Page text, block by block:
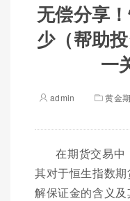
无偿分享
少（帮助
一
admin 黄金
在期货交易中
其对于恒生指数
解保证金的含义